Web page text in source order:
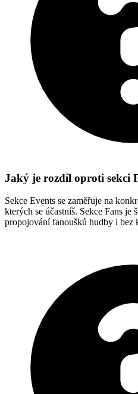
Jaký je rozdíl oproti sekci
Sekce Events se zaměřuje na
kterých se účastníš. Sekce Fans je
propojování fanoušků hudby i bez